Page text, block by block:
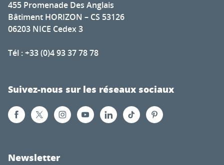
455 Promenade Des Anglais
Bâtiment HORIZON – CS 53126
06203 NICE Cedex 3
Tél : +33 (0)4 93 37 78 78
Suivez-nous sur les réseaux sociaux
Newsletter